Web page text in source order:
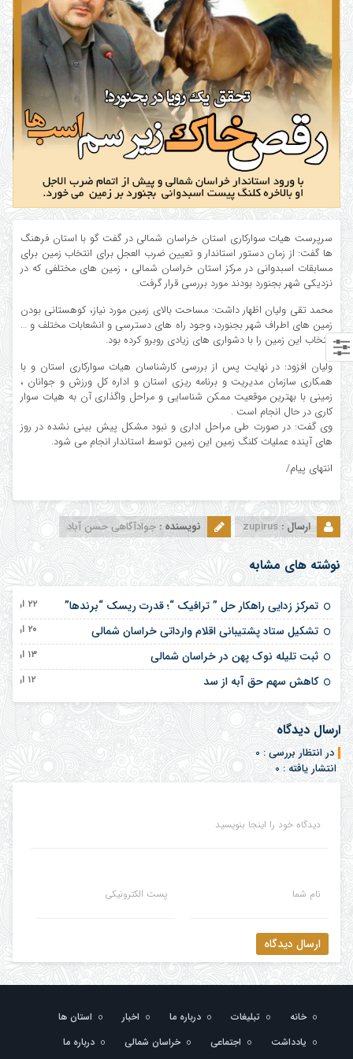
سرپرست هیات سوارکاری استان خراسان شمالی در گفت گو با استان فرهنگ
ها گفت: از زمان دستور استاندار و تعیین ضرب العجل برای انتخاب زمین برای
مسابقات اسبدوانی در مرکز استان خراسان شمالی ، زمین های مختلفی که در
نزدیکی شهر بجنورد بودند مورد بررسی قرار گرفت.
محمد تقی ولیان اظهار داشت: مساحت بالای زمین مورد نیاز، کوهستانی بودن
زمین های اطراف شهر بجنورد، وجود راه های دسترسی و انشعابات مختلف و …
انتخاب این زمین را با دشواری های زیادی روبرو کرده بود.
ولیان افزود: در نهایت پس از بررسی کارشناسان هیات سوارکاری استان و با
همکاری سازمان مدیریت و برنامه ریزی استان و اداره کل ورزش و جوانان ،
زمینی با بهترین موقعیت ممکن شناسایی و مراحل واگذاری آن به هیات سوار
کاری در حال انجام است .
وی گفت: در صورت طی مراحل اداری و نبود مشکل پیش بینی نشده در روز
های آینده عملیات کلنگ زمین این زمین توسط استاندار انجام می شود.
انتهای پیام/
ارسال : zupirus نویسنده : جوادآگاهی حسن آباد
نوشته های مشابه
تمرکز زدایی راهکار حل ” ترافیک “؛ قدرت ریسک “برندها” ۲۲ اردیبهشت ۱۴۰۵
تشکیل ستاد پشتیبانی اقلام وارداتی خراسان شمالی ۲۰ اردیبهشت ۱۴۰۵
ثبت تلیله نوک پهن در خراسان شمالی ۱۳ اردیبهشت ۱۴۰۵
کاهش سهم حق آبه از سد ۱۲ اردیبهشت ۱۴۰۵
ارسال دیدگاه
در انتظار بررسی : 0
انتشار یافته : 0
دیدگاه خود را اینجا بنویسید
نام شما پست الکترونیکی
ارسال دیدگاه
خانه تبلیغات درباره ما اخبار
استان ها
یادداشت
اجتماعی خراسان شمالی درباره ما